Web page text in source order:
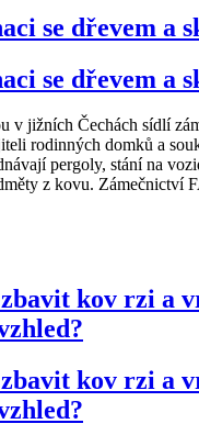
se dřevem a
se dřevem a
v jižních Čechách sídlí
rodinných domků a
pergoly, stání na
z kovu. Zámečnictví
kov rzi a
kov rzi a